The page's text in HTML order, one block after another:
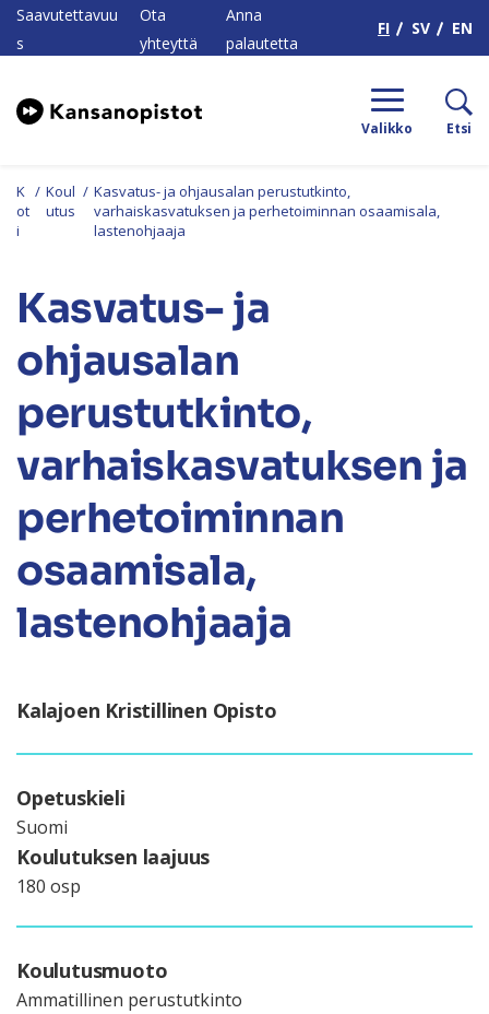
Saavutettavuu
s
Ota
yhteyttä
Anna
palautetta
FI SV EN
Valikko Etsi
K
ot
i
/ Koul
utus
/ Kasvatus- ja ohjausalan perustutkinto,
varhaiskasvatuksen ja perhetoiminnan osaamisala,
lastenohjaaja
Kasvatus- ja
ohjausalan
perustutkinto,
varhaiskasvatuksen ja
perhetoiminnan
osaamisala,
lastenohjaaja
Kalajoen Kristillinen Opisto
Opetuskieli
Suomi
Koulutuksen laajuus
180 osp
Koulutusmuoto
Ammatillinen perustutkinto